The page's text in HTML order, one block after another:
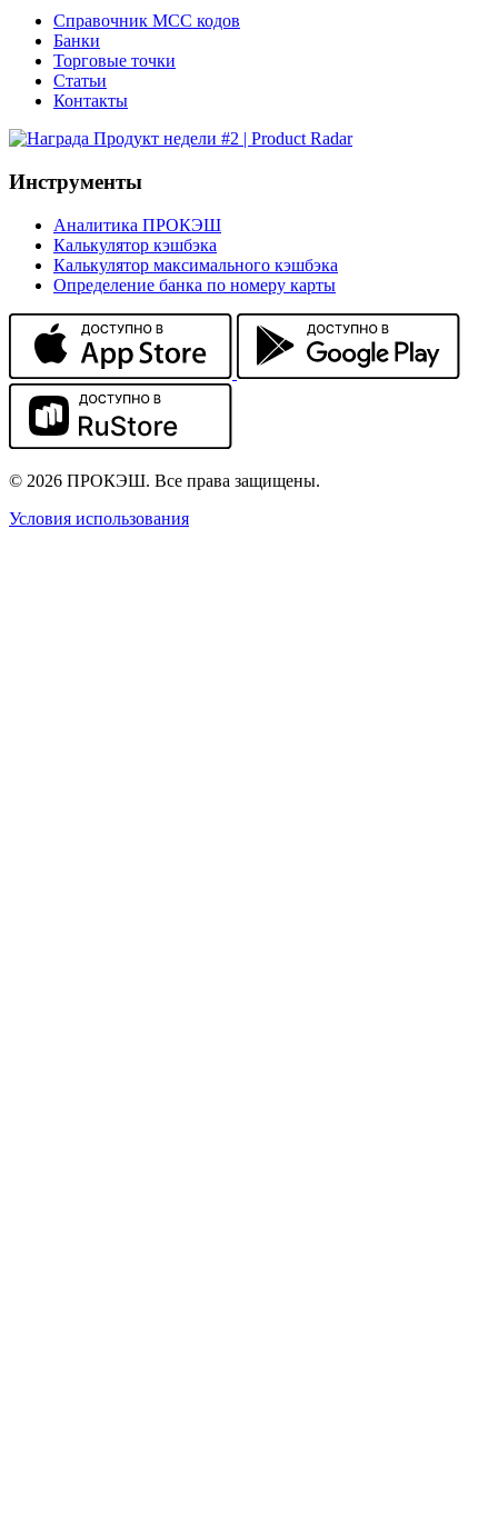
Справочник MCC кодов
Банки
Торговые точки
Статьи
Контакты
Инструменты
Аналитика ПРОКЭШ
Калькулятор кэшбэка
Калькулятор максимального кэшбэка
Определение банка по номеру карты
© 2026 ПРОКЭШ. Все права защищены.
Условия использования